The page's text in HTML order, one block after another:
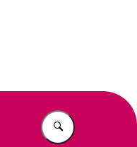
Vul in wat u